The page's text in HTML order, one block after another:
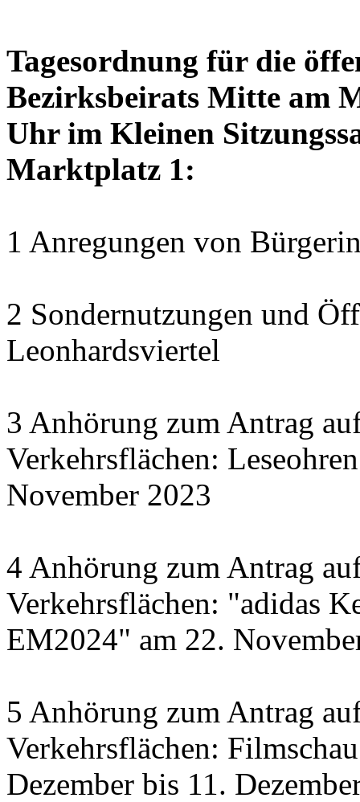
Tagesordnung für die
Bezirksbeirats Mitte am
Uhr im Kleinen
Marktplatz 1:
1 Anregungen von
2 Sondernutzungen und
Leonhardsviertel
3 Anhörung zum Antrag
Verkehrsflächen:
November 2023
4 Anhörung zum Antrag
Verkehrsflächen: "adidas
EM2024" am 22.
5 Anhörung zum Antrag
Verkehrsflächen:
Dezember bis 11.